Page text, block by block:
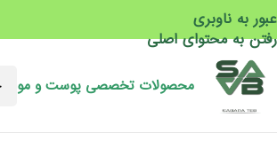
عبور به ناوبری
رفتن به محتوای اصلی
محصولات تخصصی پوست و مو